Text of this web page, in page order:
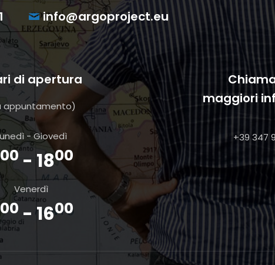
info@argoproject.eu
di apertura
appuntamento)
- Giovedì
00 - 1800
Venerdì
00 - 1600
maggiori
+39 347